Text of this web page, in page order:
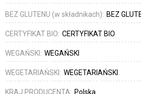
BEZ GLUTENU (w składnikach): BEZ
CERTYFIKAT BIO: CERTYFIKAT BIO
WEGAŃSKI: WEGAŃSKI
WEGETARIAŃSKI: WEGETARIAŃSKI
KRAJ PRODUCENTA: Polska